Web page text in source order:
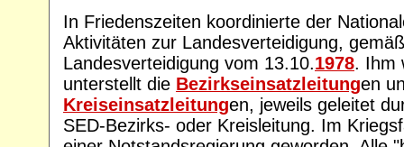
In Friedenszeiten koordinierte der
Aktivitäten zur Landesverteidigung,
Landesverteidigung vom 13.10.1978. Ihm
unterstellt die Bezirkseinsatzleitungen
Kreiseinsatzleitungen, jeweils geleitet
SED-Bezirks- oder Kreisleitung. Im